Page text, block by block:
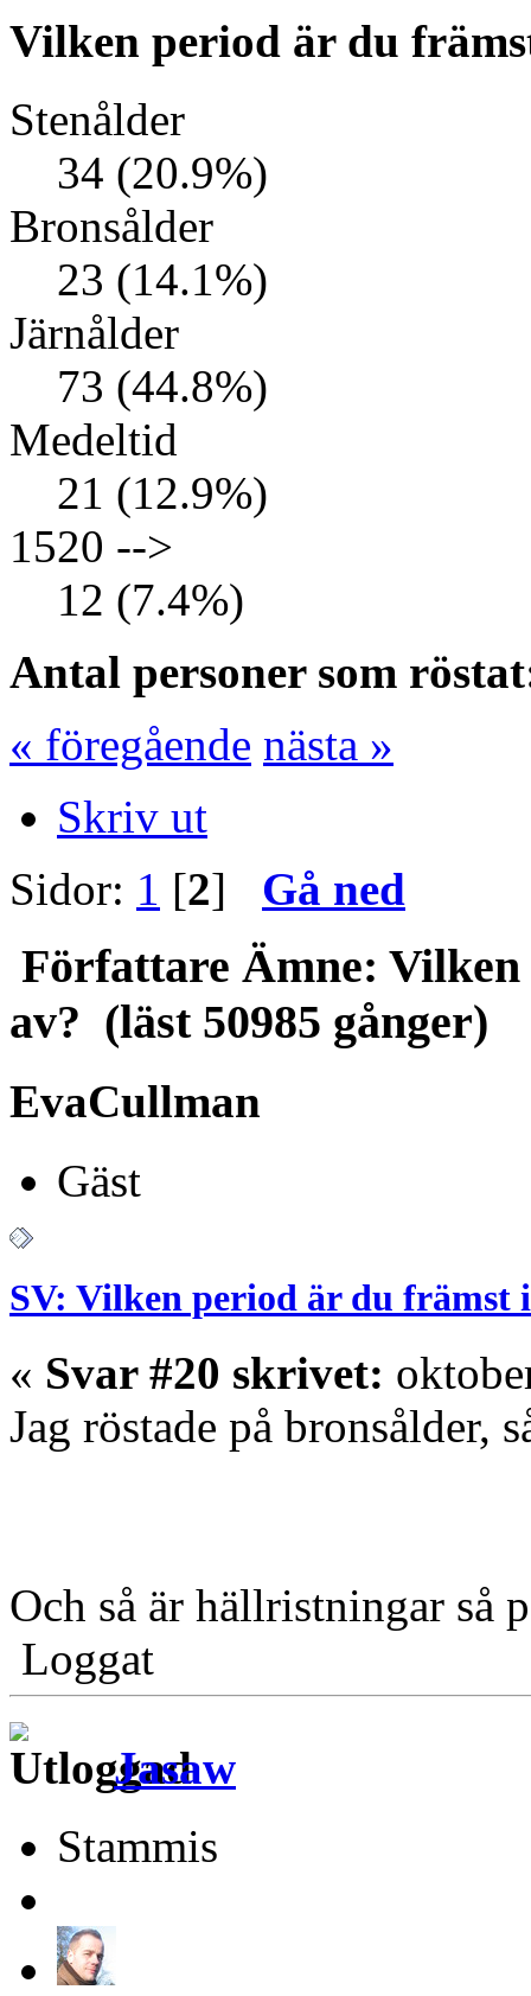
Vilken period är du
Stenålder
34 (20.9%)
Bronsålder
23 (14.1%)
Järnålder
73 (44.8%)
Medeltid
21 (12.9%)
1520 -->
12 (7.4%)
Antal personer som
« föregående nästa »
Skriv ut
Sidor: 1 [2] Gå ned
Författare Ämne:
av? (läst 50985 gånger)
EvaCullman
Gäst
SV: Vilken period är du främst
« Svar #20 skrivet:
Jag röstade på bronsålder,
Och så är hällristningar så
Loggat
Jasaw
Stammis